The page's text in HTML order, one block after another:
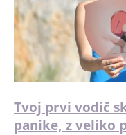
Tvoj prvi vodič
panike, z veliko